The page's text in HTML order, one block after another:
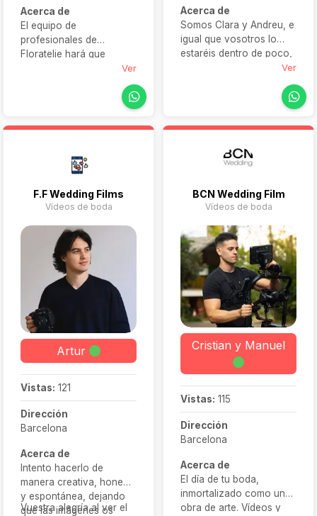
Acerca de
El equipo de
profesionales de
Floratelie hará que
detalle y un servicio de
calidad, crearán arreglos
expectativas.
Ver
Acerca de
Somos Clara y Andreu, e
igual que vosotros lo
estaréis dentro de poco,
Juntos, sumamos más de
grabar videos de boda. A
la hora de trabajar, como
complementamos muy
bien. Andreu aporta su
buen ojo
cinematográfico y su
capacidad resolutiva. Se
encarga de que todo
cuadre al milímetro y no
haya ningún fallo. Clara
es la responsable de que
todo vaya perfecto el día
B, y a la hora de editar el
vídeo suele dejarse llevar
por la música, la
creatividad y las
Ver
F.F Wedding Films
Vídeos de boda
Artur
Vistas: 121
Dirección
Barcelona
Acerca de
Intento hacerlo de
manera creativa, honesta
y espontánea, dejando
que las imágenes os
Vuestra alegría al ver el
BCN Wedding Film
Vídeos de boda
Cristian y Manuel
Vistas: 115
Dirección
Barcelona
Acerca de
El día de tu boda,
inmortalizado como una
obra de arte. Vídeos y